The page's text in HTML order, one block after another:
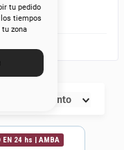
tu pedido
tiempos
zona
Descuento
EN 24 hs | AMBA